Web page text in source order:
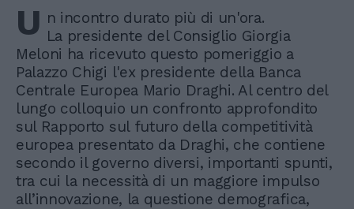
U n incontro durato più di un'ora.
La presidente del Consiglio Giorgia
Meloni ha ricevuto questo pomeriggio a
Palazzo Chigi l'ex presidente della Banca
Centrale Europea Mario Draghi. Al centro del
lungo colloquio un confronto approfondito
sul Rapporto sul futuro della competitività
europea presentato da Draghi, che contiene
secondo il governo diversi, importanti spunti,
tra cui la necessità di un maggiore impulso
all’innovazione, la questione demografica,